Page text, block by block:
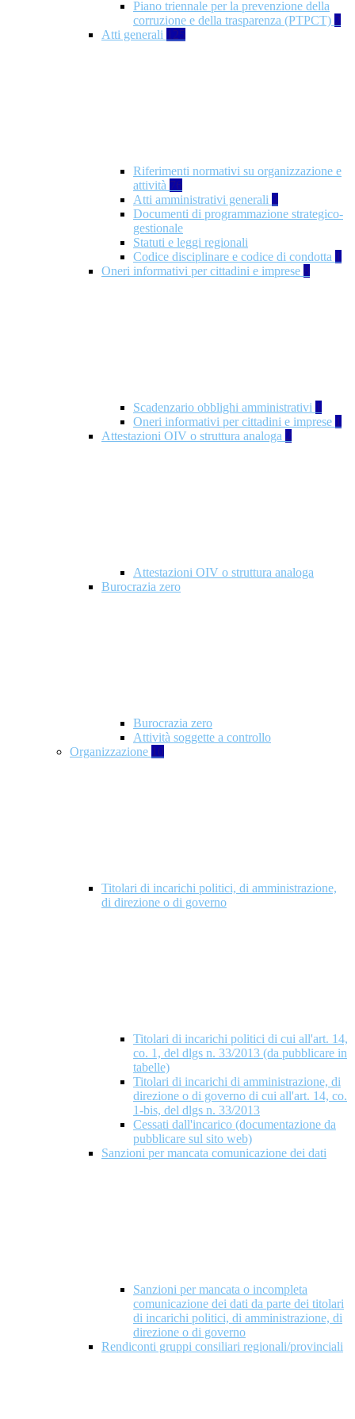
Piano triennale per la prevenzione della
corruzione e della trasparenza (PTPCT) 2
Atti generali 125
Riferimenti normativi su organizzazione e
attività 76
Atti amministrativi generali 3
Documenti di programmazione strategico-
gestionale
Statuti e leggi regionali
Codice disciplinare e codice di condotta 1
Oneri informativi per cittadini e imprese 8
Scadenzario obblighi amministrativi 1
Oneri informativi per cittadini e imprese 1
Attestazioni OIV o struttura analoga 2
Attestazioni OIV o struttura analoga
Burocrazia zero
Burocrazia zero
Attività soggette a controllo
Organizzazione 10
Titolari di incarichi politici, di amministrazione,
di direzione o di governo
Titolari di incarichi politici di cui all'art. 14,
co. 1, del dlgs n. 33/2013 (da pubblicare in
tabelle)
Titolari di incarichi di amministrazione, di
direzione o di governo di cui all'art. 14, co.
1-bis, del dlgs n. 33/2013
Cessati dall'incarico (documentazione da
pubblicare sul sito web)
Sanzioni per mancata comunicazione dei dati
Sanzioni per mancata o incompleta
comunicazione dei dati da parte dei titolari
di incarichi politici, di amministrazione, di
direzione o di governo
Rendiconti gruppi consiliari regionali/provinciali